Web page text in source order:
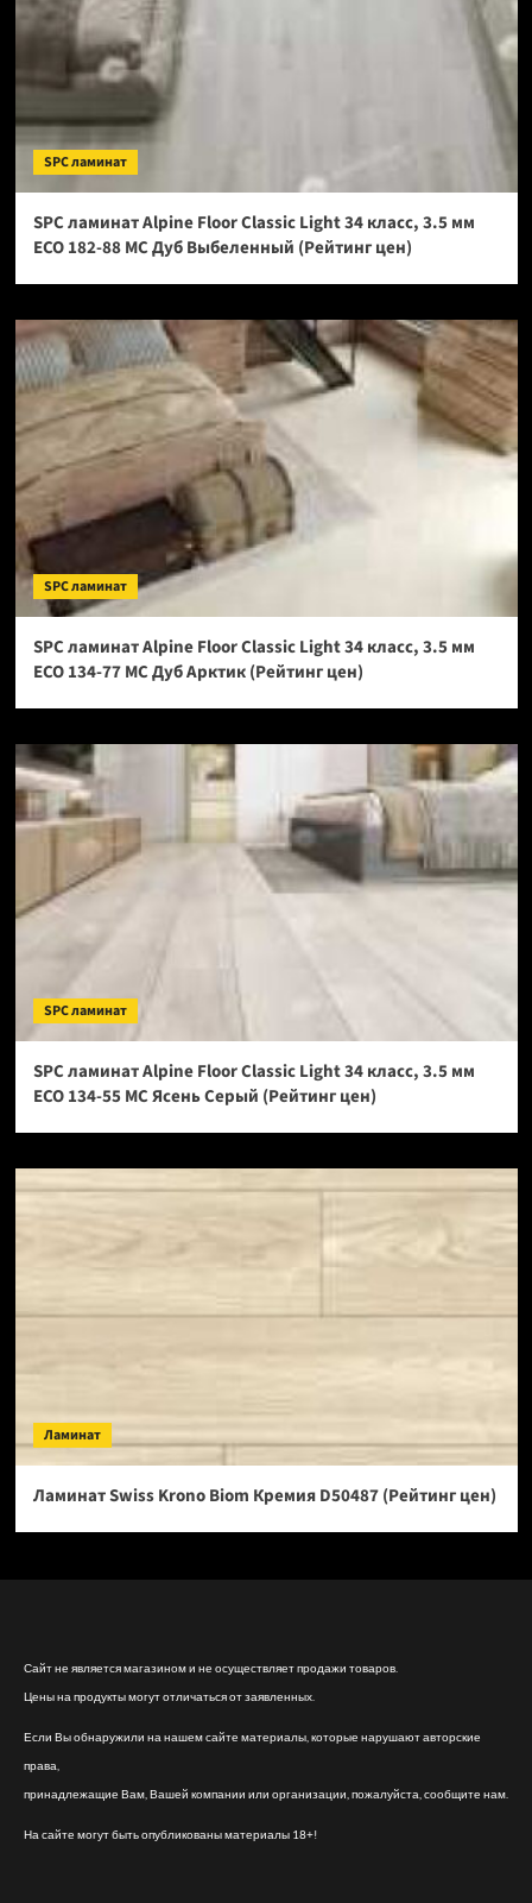
SPC ламинат
SPC ламинат Alpine Floor Classic Light 34 класс, 3.5 мм
ECO 182-88 МС Дуб Выбеленный (Рейтинг цен)
SPC ламинат
SPC ламинат Alpine Floor Classic Light 34 класс, 3.5 мм
ECO 134-77 МС Дуб Арктик (Рейтинг цен)
SPC ламинат
SPC ламинат Alpine Floor Classic Light 34 класс, 3.5 мм
ECO 134-55 МС Ясень Серый (Рейтинг цен)
Ламинат
Ламинат Swiss Krono Biom Кремия D50487 (Рейтинг цен)
Сайт не является магазином и не осуществляет продажи товаров.
Цены на продукты могут отличаться от заявленных.
Если Вы обнаружили на нашем сайте материалы, которые нарушают авторские
права,
принадлежащие Вам, Вашей компании или организации, пожалуйста, сообщите нам.
На сайте могут быть опубликованы материалы 18+!